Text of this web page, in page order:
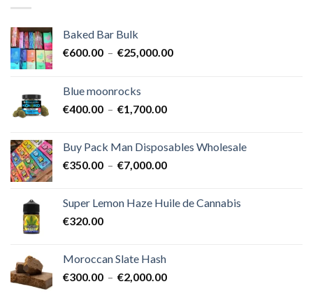
Baked Bar Bulk
€600.00 – €25,000.00Plage
Blue moonrocks
€400.00 – €1,700.00Plage
€400.00
à
Buy Pack Man Disposables Wholesale
€350.00 – €7,000.00Plage
€350.00
Super Lemon Haze Huile de Cannabis
€320.00
Moroccan Slate Hash
€300.00 – €2,000.00Plage